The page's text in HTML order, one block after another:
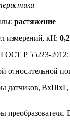
растяжение
измерений, кН: 0,2
ГОСТ Р 55223-2012:
относительной
датчиков, ВхШхГ,